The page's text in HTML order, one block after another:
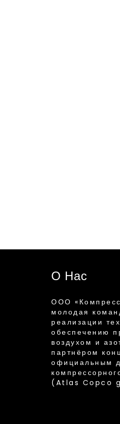
О Нас
ООО
молодая
реализации
обеспечению
воздухом и
партнёром
официальным
(Atlas Copco